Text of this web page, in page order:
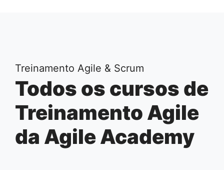
Treinamento Agile & Scrum
Todos os cursos de
Treinamento Agile
da Agile Academy